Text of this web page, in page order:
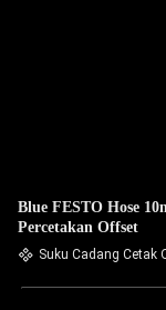
Blue FESTO Hose
Percetakan Offset
Suku Cadang Cetak